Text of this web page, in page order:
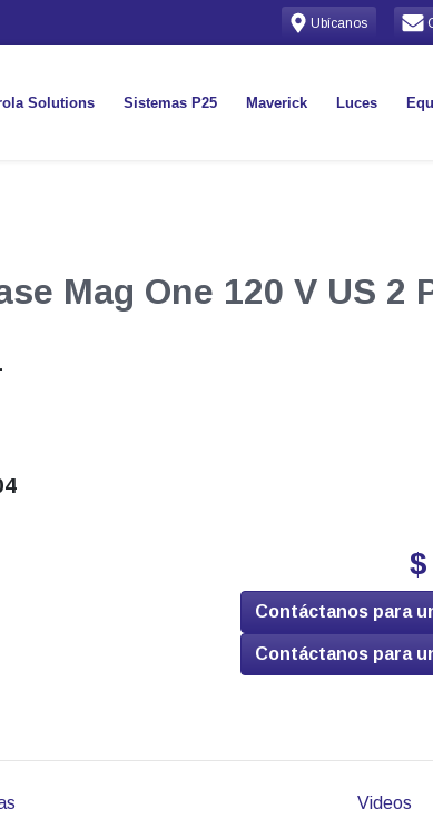
Ubícanos
Solutions Sistemas P25 Maverick Luces
Mag One 120 V US 2
Contáctanos para
Contáctanos para
Videos